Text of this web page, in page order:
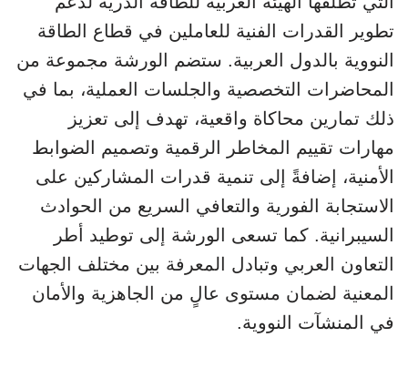
تطوير القدرات الفنية للعاملين في قطاع الطاقة
النووية بالدول العربية. ستضم الورشة مجموعة من
المحاضرات التخصصية والجلسات العملية، بما في
ذلك تمارين محاكاة واقعية، تهدف إلى تعزيز
مهارات تقييم المخاطر الرقمية وتصميم الضوابط
الأمنية، إضافةً إلى تنمية قدرات المشاركين على
الاستجابة الفورية والتعافي السريع من الحوادث
السيبرانية. كما تسعى الورشة إلى توطيد أطر
التعاون العربي وتبادل المعرفة بين مختلف الجهات
المعنية لضمان مستوى عالٍ من الجاهزية والأمان
في المنشآت النووية.